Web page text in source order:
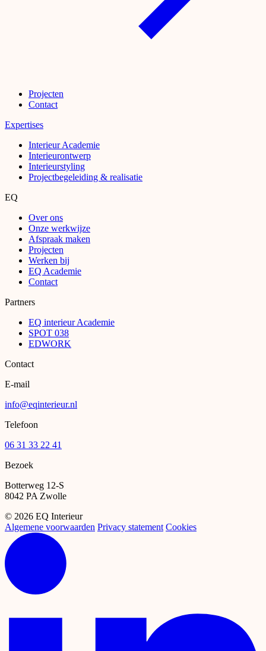
Projecten
Contact
Expertises
Interieur Academie
Interieurontwerp
Interieurstyling
Projectbegeleiding & realisatie
EQ
Over ons
Onze werkwijze
Afspraak maken
Projecten
Werken bij
EQ Academie
Contact
Partners
EQ interieur Academie
SPOT 038
EDWORK
Contact
E-mail
info@eqinterieur.nl
Telefoon
06 31 33 22 41
Bezoek
Botterweg 12-S
8042 PA Zwolle
© 2026 EQ Interieur
Algemene voorwaarden Privacy statement Cookies